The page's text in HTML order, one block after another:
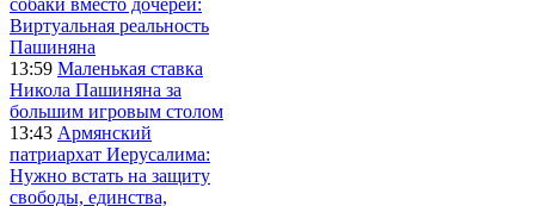
Виртуальная реальность
Пашиняна
13:59 Маленькая ставка
Никола Пашиняна за
большим игровым столом
13:43 Армянский
патриархат Иерусалима:
Нужно встать на защиту
свободы, единства,